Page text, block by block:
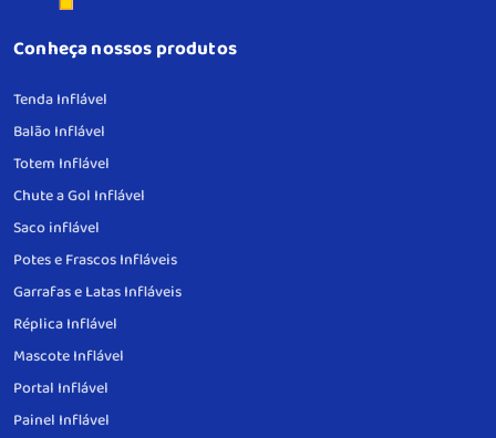
Conheça nossos produtos
Tenda Inflável
Balão Inflável
Totem Inflável
Chute a Gol Inflável
Saco inflável
Potes e Frascos Infláveis
Garrafas e Latas Infláveis
Réplica Inflável
Mascote Inflável
Portal Inflável
Painel Inflável